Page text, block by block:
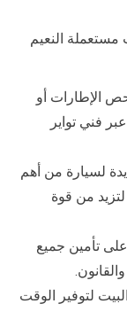
النعيم
الإطارات أو
فني تواير
لسيارة من أهم
لتزيد من قوة
تأمين جميع
لتوفير الوقت